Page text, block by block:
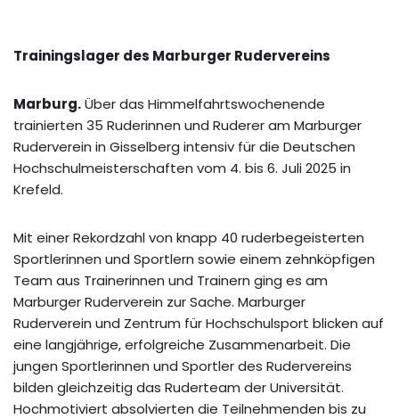
Trainingslager des Marburger Rudervereins
Marburg.Über das Himmelfahrtswochenende
trainierten 35 Ruderinnen und Ruderer am Marburger
Ruderverein in Gisselberg intensiv für die Deutschen
Hochschulmeisterschaften vom 4. bis 6. Juli 2025 in
Krefeld.
Mit einer Rekordzahl von knapp 40 ruderbegeisterten
Sportlerinnen und Sportlern sowie einem zehnköpfigen
Team aus Trainerinnen und Trainern ging es am
Marburger Ruderverein zur Sache. Marburger
Ruderverein und Zentrum für Hochschulsport blicken auf
eine langjährige, erfolgreiche Zusammenarbeit. Die
jungen Sportlerinnen und Sportler des Rudervereins
bilden gleichzeitig das Ruderteam der Universität.
Hochmotiviert absolvierten die Teilnehmenden bis zu